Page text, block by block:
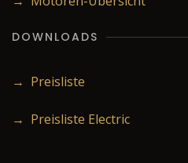
DOWNLOADS
→ Preisliste
→ Preisliste Electric